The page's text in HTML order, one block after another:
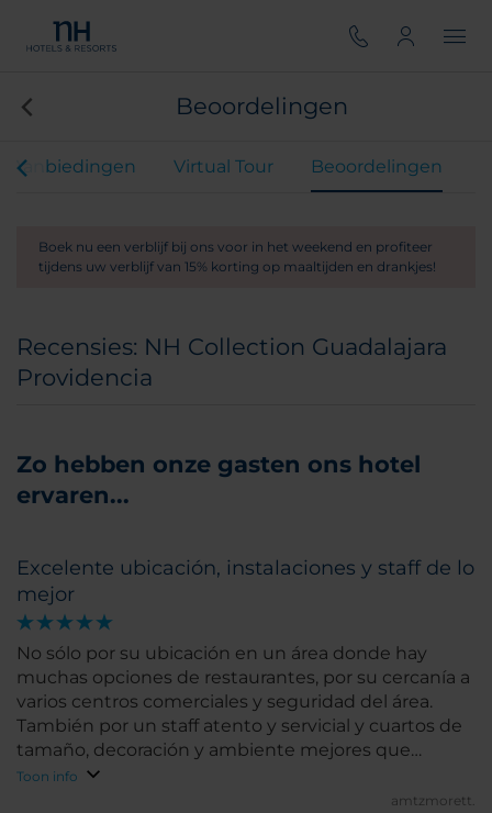
Beoordelingen
Aanbiedingen Virtual Tour Beoordelingen
Boek nu een verblijf bij ons voor in het weekend en profiteer
tijdens uw verblijf van 15% korting op maaltijden en drankjes!
Recensies: NH Collection Guadalajara
Providencia
Zo hebben onze gasten ons hotel
ervaren...
Excelente ubicación, instalaciones y staff de lo
mejor
No sólo por su ubicación en un área donde hay
muchas opciones de restaurantes, por su cercanía a
varios centros comerciales y seguridad del área.
También por un staff atento y servicial y cuartos de
tamaño, decoración y ambiente mejores que
muchos otros hoteles en relación al mismo precio.
Toon info
amtzmorett.